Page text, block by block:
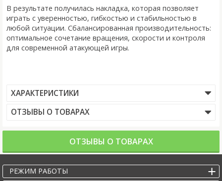
В результате получилась накладка, которая позволяет
играть с уверенностью, гибкостью и стабильностью в
любой ситуации. Сбалансированная производительность:
оптимальное сочетание вращения, скорости и контроля
для современной атакующей игры.
ХАРАКТЕРИСТИКИ
ОТЗЫВЫ О ТОВАРАХ
ОТЗЫВЫ О ТОВАРАХ
РЕЖИМ РАБОТЫ